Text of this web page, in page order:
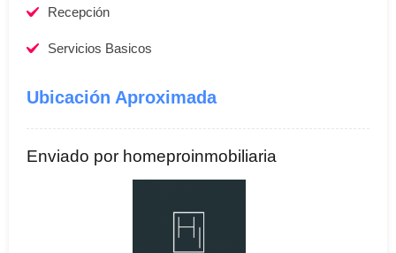
Recepción
Servicios Basicos
Ubicación Aproximada
Enviado por homeproinmobiliaria